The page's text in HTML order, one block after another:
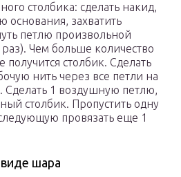
столбика: сделать накид,
основания, захватить
петлю произвольной
Чем больше количество
столбик. Сделать
нить через все петли на
1 воздушную петлю,
столбик. Пропустить одну
провязать еще 1
шара